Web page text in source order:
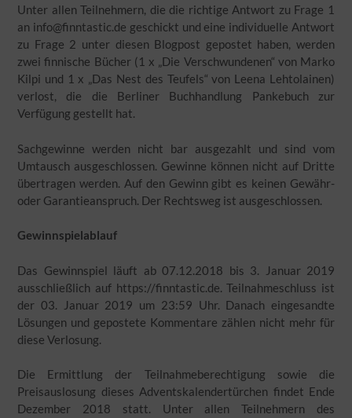
Unter allen Teilnehmern, die die richtige Antwort zu Frage 1
an info@finntastic.de geschickt und eine individuelle Antwort
zu Frage 2 unter diesen Blogpost gepostet haben, werden
zwei finnische Bücher (1 x „Die Verschwundenen“ von Marko
Kilpi und 1 x „Das Nest des Teufels“ von Leena Lehtolainen)
verlost, die die Berliner Buchhandlung Pankebuch zur
Verfügung gestellt hat.
Sachgewinne werden nicht bar ausgezahlt und sind vom
Umtausch ausgeschlossen. Gewinne können nicht auf Dritte
übertragen werden. Auf den Gewinn gibt es keinen Gewähr-
oder Garantieanspruch. Der Rechtsweg ist ausgeschlossen.
Gewinnspielablauf
Das Gewinnspiel läuft ab 07.12.2018 bis 3. Januar 2019
ausschließlich auf https://finntastic.de. Teilnahmeschluss ist
der 03. Januar 2019 um 23:59 Uhr. Danach eingesandte
Lösungen und gepostete Kommentare zählen nicht mehr für
diese Verlosung.
Die Ermittlung der Teilnahmeberechtigung sowie die
Preisauslosung dieses Adventskalendertürchen findet Ende
Dezember 2018 statt. Unter allen Teilnehmern des